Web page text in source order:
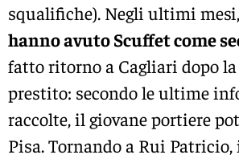
squalifiche). Negli ultimi mesi,
hanno avuto Scuffet come
fatto ritorno a Cagliari dopo
prestito: secondo le ultime
raccolte, il giovane portiere
Pisa. Tornando a Rui Patricio,